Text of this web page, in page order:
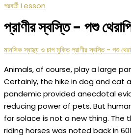
পরবর্তী Lesson
প্রাণীর স্বস্তি - পশু
মানসিক স্বাস্থ্য ও চাপ মুক্তিপ্রাণীর স্বস্তি - পশু
Animals, of course, play a large
Certainly, the hike in dog and cat
pandemic provided anecdotal
reducing power of pets. But
for solace is not a new thing. The
riding horses was noted back in